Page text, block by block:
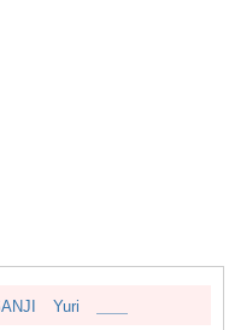
Yuri